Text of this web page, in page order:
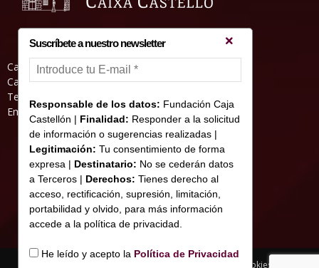
Casa Abadia, Pl. de la Hierba s/nº, 12001
Castelló de la Plana
Teléfono: 964 23 25 51
Email: informacion@fundacioncajacastellon.es
Uso de cookies
Suscríbete a nuestro newsletter
Responsable de los datos: Fundación Caja
Castellón | Finalidad: Responder a la solicitud
de información o sugerencias realizadas |
Legitimación: Tu consentimiento de forma
expresa | Destinatario: No se cederán datos
a Terceros | Derechos: Tienes derecho al
acceso, rectificación, supresión, limitación,
portabilidad y olvido, para más información
accede a la política de privacidad.
He leído y acepto la Política de Privacidad